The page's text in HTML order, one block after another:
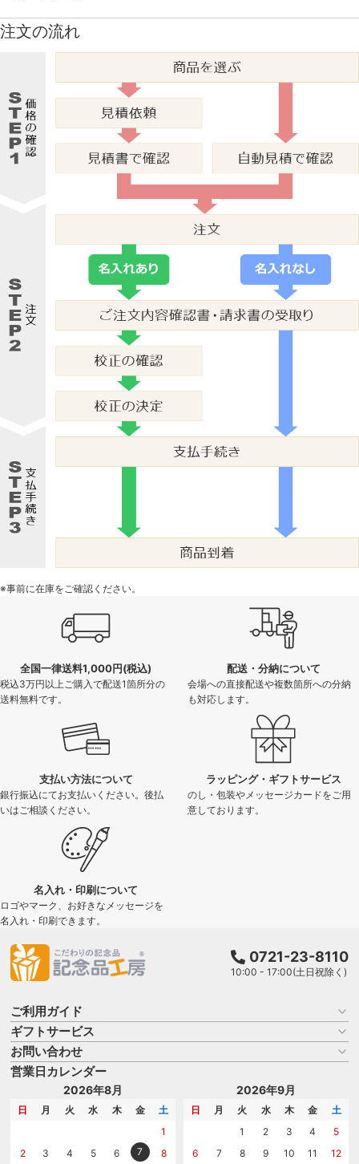
注文の流れ
※事前に在庫をご確認ください。
全国一律送料1,000円(税込)
税込3万円以上ご購入で配送1箇所分の
送料無料です。
配送・分納について
会場への直接配送や複数箇所への分納
も対応します。
支払い方法について
銀行振込にてお支払いください。後払
いはご相談ください。
ラッピング・ギフトサービス
のし・包装やメッセージカードをご用
意しております。
名入れ・印刷について
ロゴやマーク、お好きなメッセージを
名入れ・印刷できます。
0721-23-8110
10:00 - 17:00(土日祝除く)
ご利用ガイド
お買い物ガイド
よくある質問
はじめての記念品選び
記念品工房の使い方
ギフトサービス
名入れについて
のし
メッセージカード
お問い合わせ
商品選びを相談する
名入れについて相談する
カタログを請求する
営業日カレンダー
2026年8月
日 月 火 水 木 金
土
1
2
3 4 5 6 7 8
2026年9月
日 月 火 水 木 金
土
1
2 3 4
5
6
7 8 9 10 11 12